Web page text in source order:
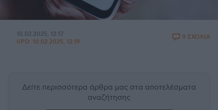
10.02.2025, 12:17
UPD: 10.02.2025, 12:19
9 ΣΧΟΛΙΑ
Δείτε περισσότερα άρθρα μας στα αποτελέσματα
αναζήτησης